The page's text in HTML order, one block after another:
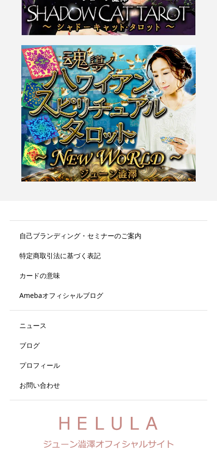
自己ブランディング・セミナーのご案内
特定商取引法に基づく表記
カードの意味
Amebaオフィシャルブログ
ニュース
ブログ
プロフィール
お問い合わせ